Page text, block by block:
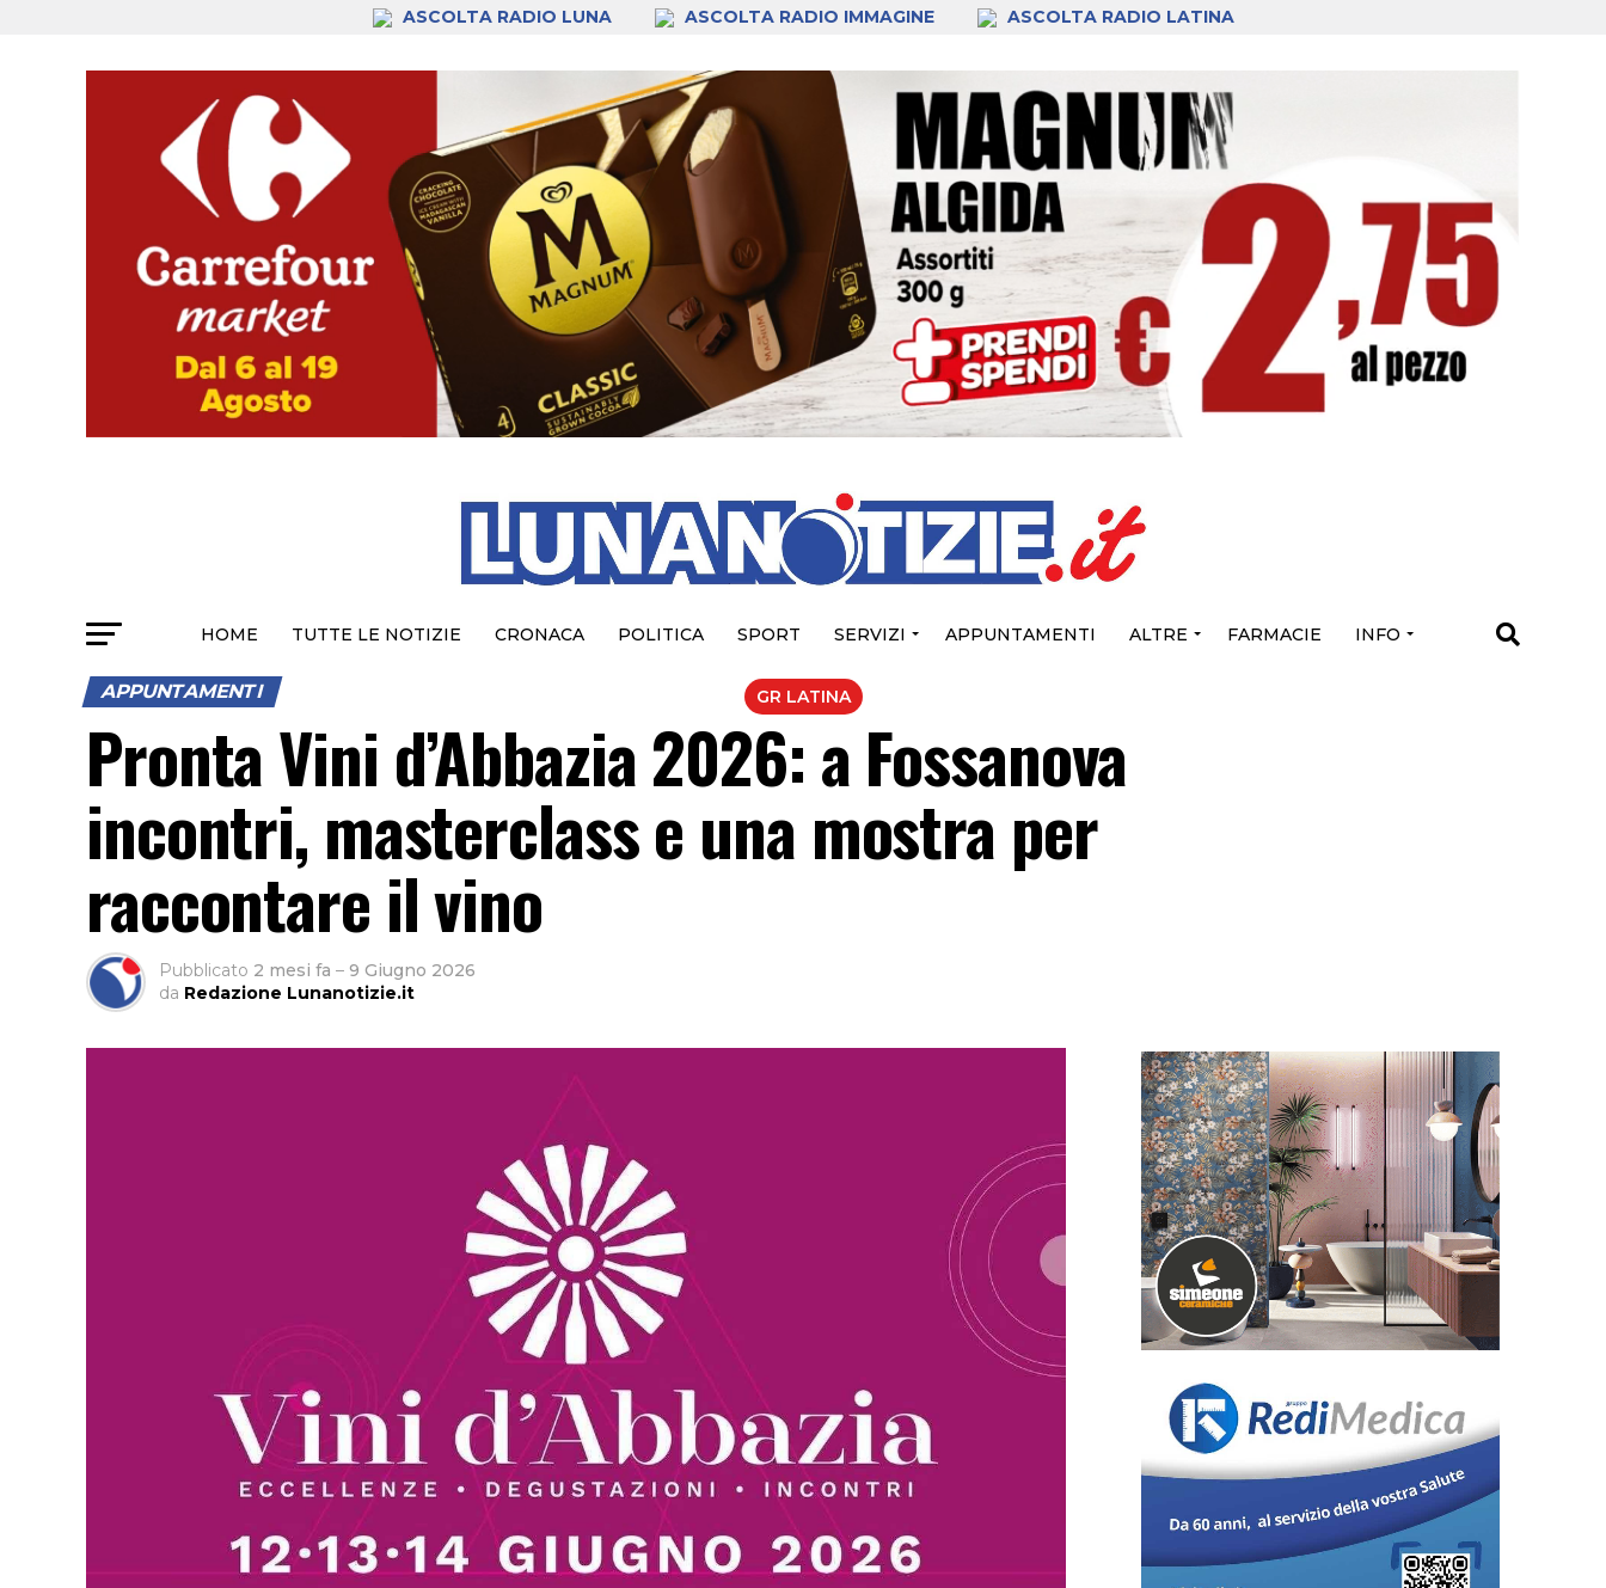
ASCOLTA RADIO LUNA ASCOLTA RADIO IMMAGINE ASCOLTA RADIO LATINA
HOME TUTTE LE NOTIZIE CRONACA POLITICA SPORT SERVIZI APPUNTAMENTI ALTRE FARMACIE INFO
GR LATINA
APPUNTAMENTI
Pronta Vini d’Abbazia 2026: a Fossanova
incontri, masterclass e una mostra per
raccontare il vino
Pubblicato 2 mesi fa – 9 Giugno 2026
da Redazione Lunanotizie.it